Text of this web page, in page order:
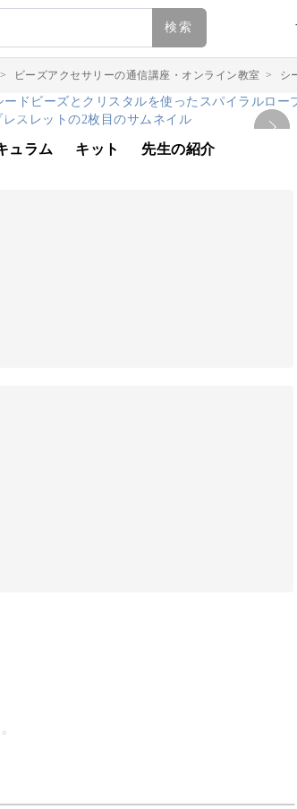
検索
> ビーズアクセサリーの通信講座・オンライン教室 > シ
ュラム キット 先生の紹介